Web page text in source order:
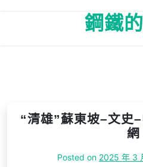
鋼鐵
“清雄”蘇東坡–文史
網
Posted on 2025 年 3